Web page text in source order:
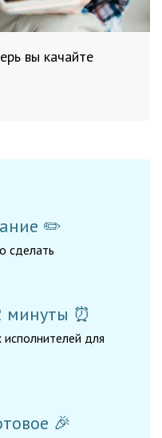
вы качайте
✏️
сделать
минуты ⏰
для
🎉